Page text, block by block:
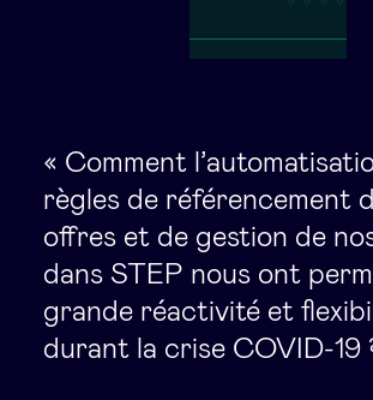
« Comment
règles de référencement
offres et de gestion de
dans STEP nous ont
grande réactivité et
durant la crise COVID-19